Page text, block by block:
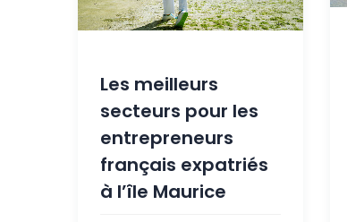
Les meilleurs
secteurs pour les
entrepreneurs
français expatriés
à l’île Maurice